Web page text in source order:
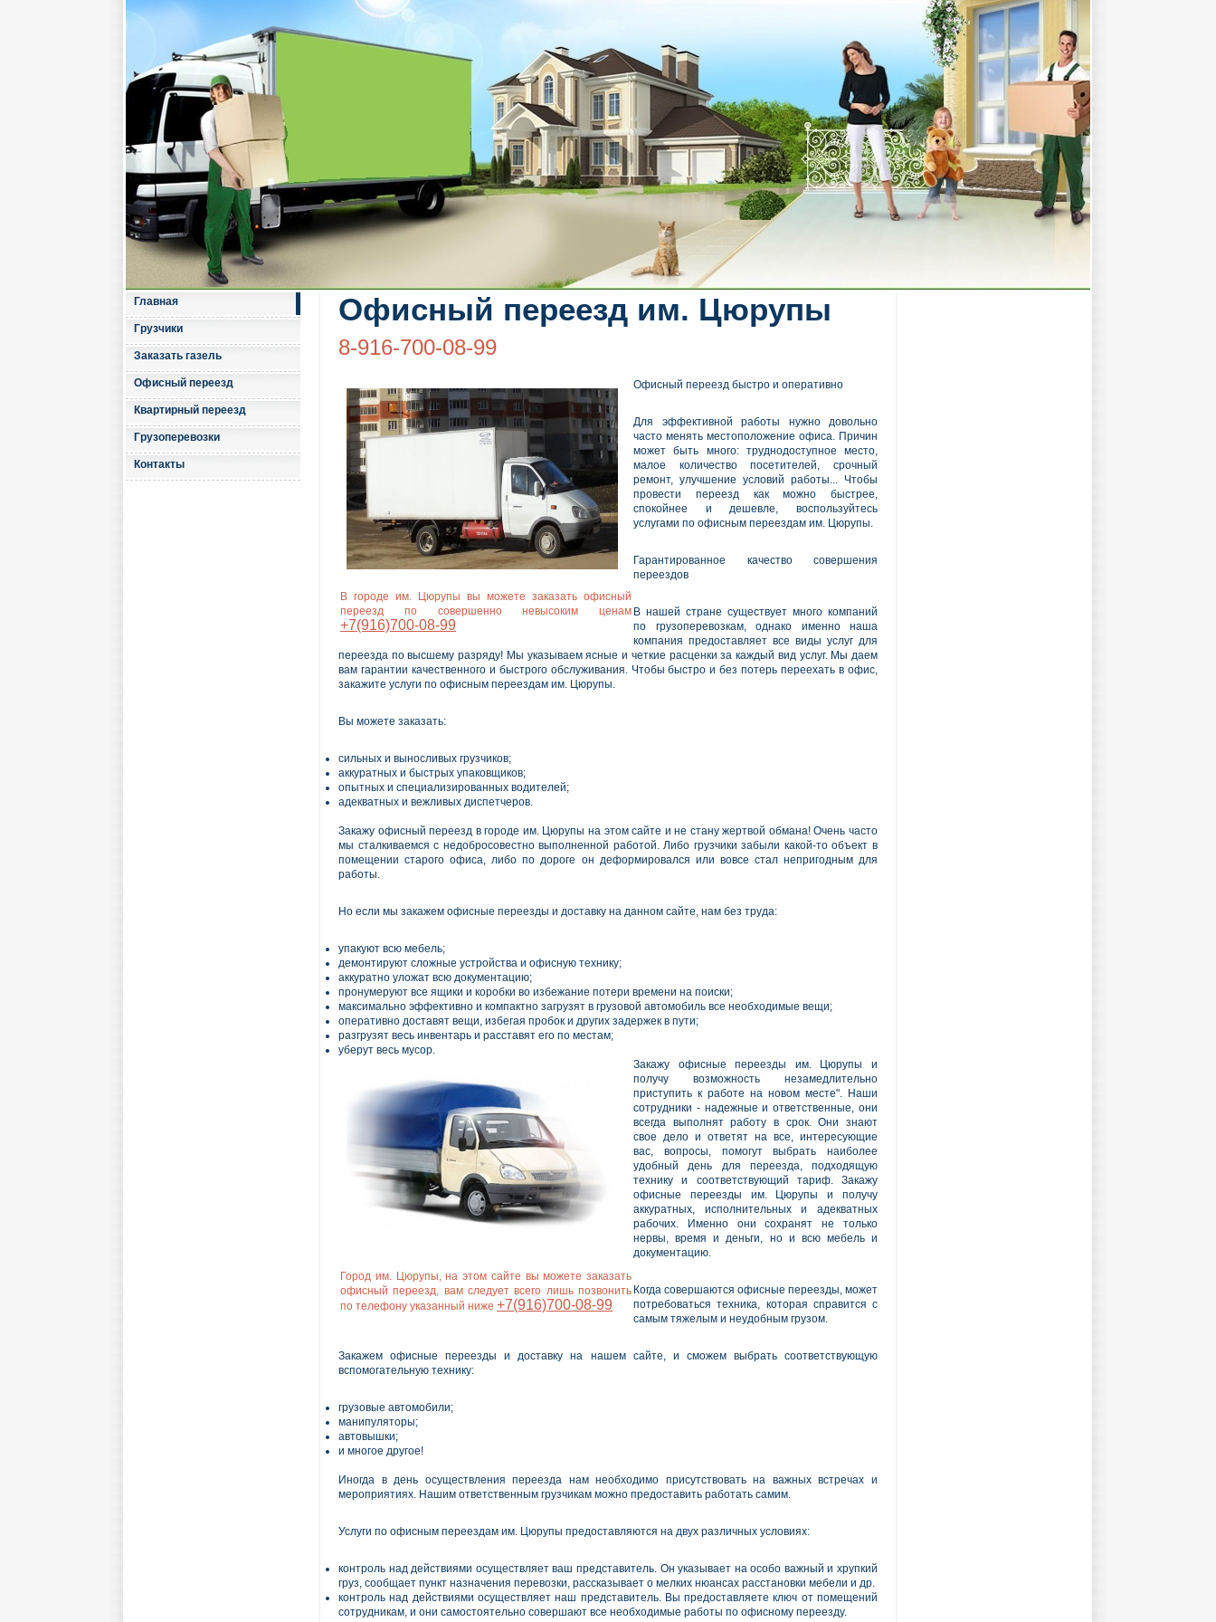
Главная
Грузчики
Заказать газель
Офисный переезд
Квартирный переезд
Грузоперевозки
Контакты
Офисный переезд им. Цюрупы
8-916-700-08-99
В городе им. Цюрупы вы можете заказать офисный
переезд по совершенно невысоким ценам
+7(916)700-08-99
Офисный переезд быстро и оперативно
Для эффективной работы нужно довольно
часто менять местоположение офиса. Причин
может быть много: труднодоступное место,
малое количество посетителей, срочный
ремонт, улучшение условий работы... Чтобы
провести переезд как можно быстрее,
спокойнее и дешевле, воспользуйтесь
услугами по офисным переездам им. Цюрупы.
Гарантированное качество совершения
переездов
В нашей стране существует много компаний
по грузоперевозкам, однако именно наша
компания предоставляет все виды услуг для
переезда по высшему разряду! Мы указываем ясные и четкие расценки за каждый вид услуг. Мы даем
вам гарантии качественного и быстрого обслуживания. Чтобы быстро и без потерь переехать в офис,
закажите услуги по офисным переездам им. Цюрупы.
Вы можете заказать:
сильных и выносливых грузчиков;
аккуратных и быстрых упаковщиков;
опытных и специализированных водителей;
адекватных и вежливых диспетчеров.
Закажу офисный переезд в городе им. Цюрупы на этом сайте и не стану жертвой обмана! Очень часто
мы сталкиваемся с недобросовестно выполненной работой. Либо грузчики забыли какой-то объект в
помещении старого офиса, либо по дороге он деформировался или вовсе стал непригодным для
работы.
Но если мы закажем офисные переезды и доставку на данном сайте, нам без труда:
упакуют всю мебель;
демонтируют сложные устройства и офисную технику;
аккуратно уложат всю документацию;
пронумеруют все ящики и коробки во избежание потери времени на поиски;
максимально эффективно и компактно загрузят в грузовой автомобиль все необходимые вещи;
оперативно доставят вещи, избегая пробок и других задержек в пути;
разгрузят весь инвентарь и расставят его по местам;
уберут весь мусор.
Город им. Цюрупы, на этом сайте вы можете заказать
офисный переезд, вам следует всего лишь позвонить
по телефону указанный ниже +7(916)700-08-99
Закажу офисные переезды им. Цюрупы и
получу возможность незамедлительно
приступить к работе на новом месте". Наши
сотрудники - надежные и ответственные, они
всегда выполнят работу в срок. Они знают
свое дело и ответят на все, интересующие
вас, вопросы, помогут выбрать наиболее
удобный день для переезда, подходящую
технику и соответствующий тариф. Закажу
офисные переезды им. Цюрупы и получу
аккуратных, исполнительных и адекватных
рабочих. Именно они сохранят не только
нервы, время и деньги, но и всю мебель и
документацию.
Когда совершаются офисные переезды, может
потребоваться техника, которая справится с
самым тяжелым и неудобным грузом.
Закажем офисные переезды и доставку на нашем сайте, и сможем выбрать соответствующую
вспомогательную технику:
грузовые автомобили;
манипуляторы;
автовышки;
и многое другое!
Иногда в день осуществления переезда нам необходимо присутствовать на важных встречах и
мероприятиях. Нашим ответственным грузчикам можно предоставить работать самим.
Услуги по офисным переездам им. Цюрупы предоставляются на двух различных условиях:
контроль над действиями осуществляет ваш представитель. Он указывает на особо важный и хрупкий
груз, сообщает пункт назначения перевозки, рассказывает о мелких нюансах расстановки мебели и др.
контроль над действиями осуществляет наш представитель. Вы предоставляете ключ от помещений
сотрудникам, и они самостоятельно совершают все необходимые работы по офисному переезду.